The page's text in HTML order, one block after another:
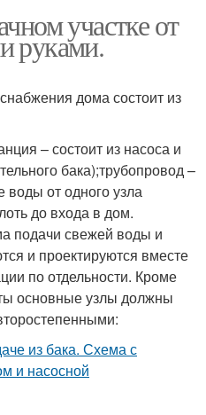
участке от
руками.
дома состоит из
– состоит из насоса и
бака);трубопровод –
от одного узла
до входа в дом.
подачи свежей воды и
и проектируются вместе
по отдельности. Кроме
основные узлы должны